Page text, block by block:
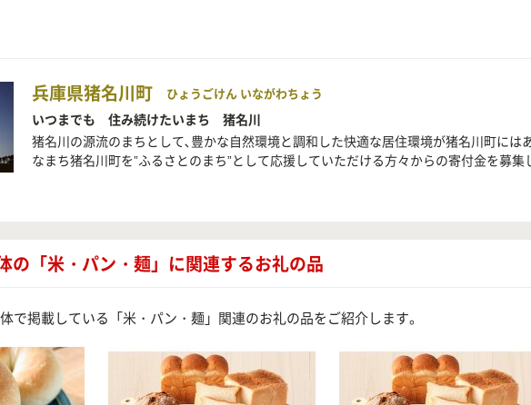
兵庫県猪名川町 ひょうごけん いながわちょう
いつまでも 住み続けたいまち 猪名川
猪名川の源流のまちとして､豊かな自然環境と調和した快適な居住環境が猪名川町には
なまち猪名川町を”ふるさとのまち”として応援していただける方々からの寄付金を募集
の「米・パン・麺」に関連するお礼の品
で掲載している「米・パン・麺」関連のお礼の品をご紹介します。